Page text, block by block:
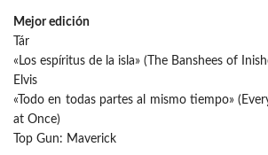
Mejor edición
Tár
«Los espíritus de la isla» (The Banshees of
Elvis
«Todo en todas partes al mismo tiempo»
at Once)
Top Gun: Maverick